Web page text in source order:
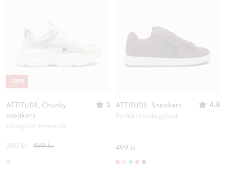
ATTITUDE, Chunky
sneakers
5
Uttagbar innersula
350 kr 499 kr
-30%
ATTITUDE, Sneakers
4.8
Perfekt vardagslook
499 kr